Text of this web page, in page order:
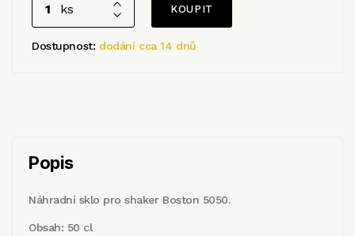
ks
Dostupnost: dodání cca 14 dnů
Popis
Náhradní sklo pro shaker Boston 5050.
Obsah: 50 cl